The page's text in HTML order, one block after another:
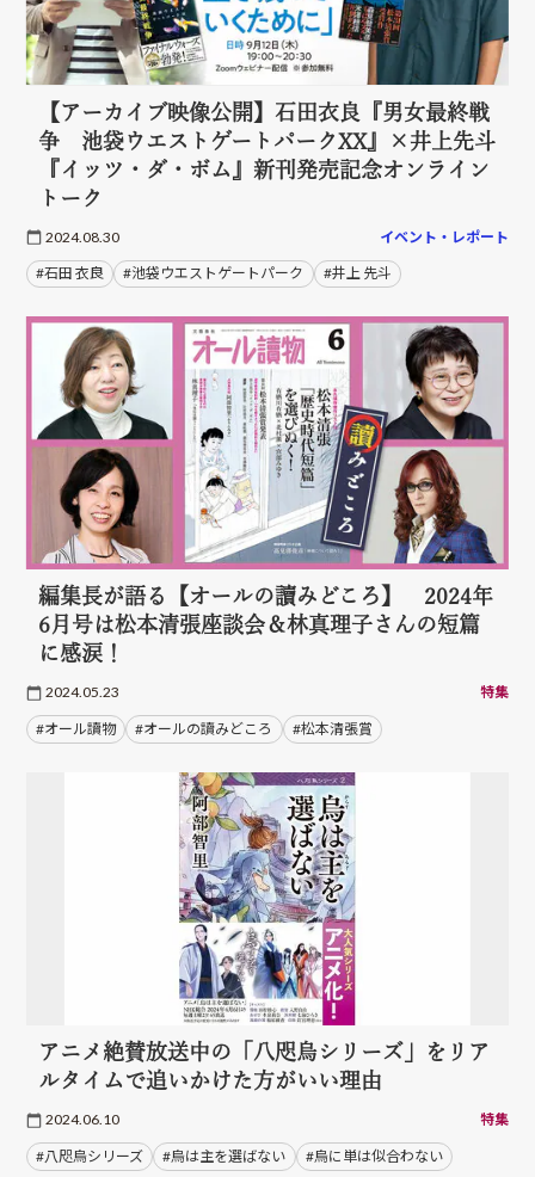
【アーカイブ映像公開】石田衣良『男女最終戦
争 池袋ウエストゲートパークXX』×井上先斗
『イッツ・ダ・ボム』新刊発売記念オンライン
トーク
2024.08.30 イベント・レポート
#石田 衣良 #池袋ウエストゲートパーク #井上 先斗
編集長が語る【オールの讀みどころ】 2024年
6月号は松本清張座談会＆林真理子さんの短篇
に感涙！
2024.05.23 特集
#オール讀物 #オールの讀みどころ #松本清張賞
アニメ絶賛放送中の「八咫烏シリーズ」をリア
ルタイムで追いかけた方がいい理由
2024.06.10 特集
#八咫烏シリーズ #烏は主を選ばない #烏に単は似合わない